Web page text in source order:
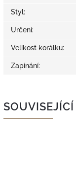
Styl:
Určení:
Velikost korálku:
Zapínání: